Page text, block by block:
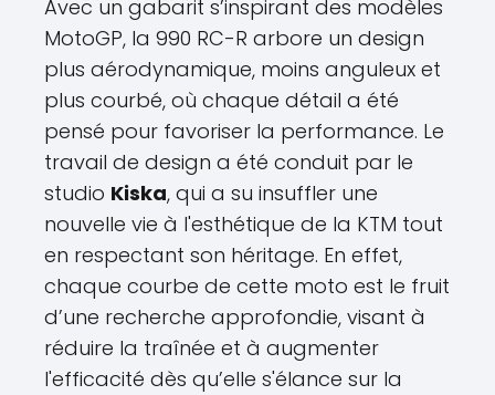
Avec un gabarit s’inspirant des modèles
MotoGP, la 990 RC-R arbore un design
plus aérodynamique, moins anguleux et
plus courbé, où chaque détail a été
pensé pour favoriser la performance. Le
travail de design a été conduit par le
studio Kiska, qui a su insuffler une
nouvelle vie à l'esthétique de la KTM tout
en respectant son héritage. En effet,
chaque courbe de cette moto est le fruit
d’une recherche approfondie, visant à
réduire la traînée et à augmenter
l'efficacité dès qu’elle s'élance sur la